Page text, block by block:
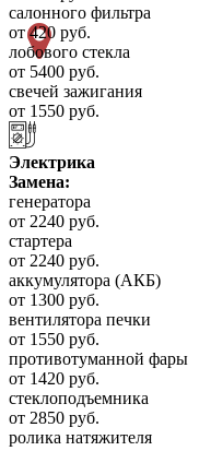
салонного фильтра
от 420 руб.
лобового стекла
от 5400 руб.
свечей зажигания
от 1550 руб.
Электрика
Замена:
генератора
от 2240 руб.
стартера
от 2240 руб.
аккумулятора (АКБ)
от 1300 руб.
вентилятора печки
от 1550 руб.
противотуманной фары
от 1420 руб.
стеклоподъемника
от 2850 руб.
ролика натяжителя